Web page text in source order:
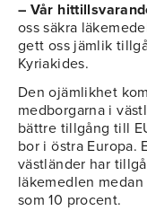
– Vår
oss säkra
gett oss jämlik
Kyriakides.
Den ojämlikhet
medborgarna i
bättre tillgång till
bor i östra Europa.
västländer har
läkemedlen
som 10 procent.